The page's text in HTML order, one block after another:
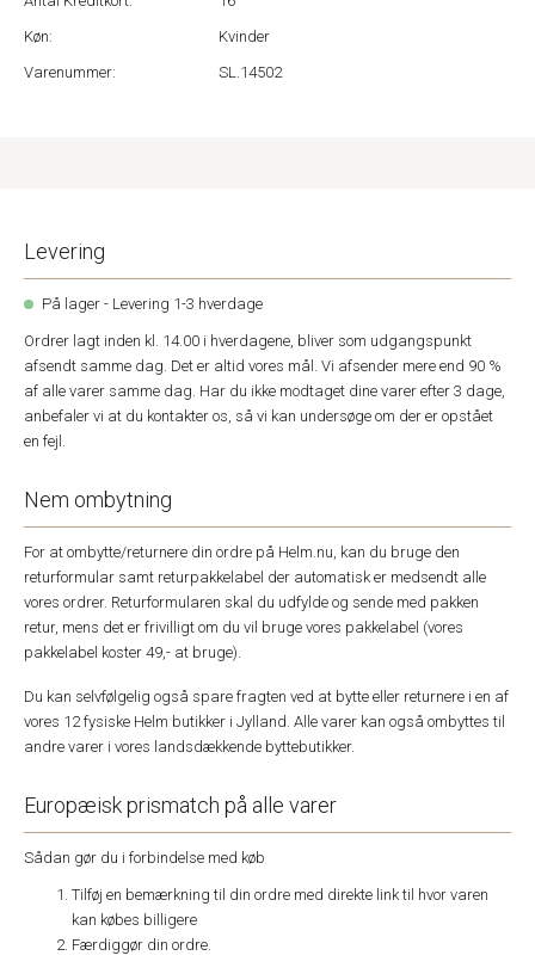
Køn:
Kvinder
Varenummer:
SL.14502
Levering
På lager - Levering 1-3 hverdage
Ordrer lagt inden kl. 14.00 i hverdagene, bliver som udgangspunkt
afsendt samme dag. Det er altid vores mål. Vi afsender mere end 90 %
af alle varer samme dag. Har du ikke modtaget dine varer efter 3 dage,
anbefaler vi at du kontakter os, så vi kan undersøge om der er opstået
en fejl.
Nem ombytning
For at ombytte/returnere din ordre på Helm.nu, kan du bruge den
returformular samt returpakkelabel der automatisk er medsendt alle
vores ordrer. Returformularen skal du udfylde og sende med pakken
retur, mens det er frivilligt om du vil bruge vores pakkelabel (vores
pakkelabel koster 49,- at bruge).
Du kan selvfølgelig også spare fragten ved at bytte eller returnere i en af
vores 12 fysiske Helm butikker i Jylland. Alle varer kan også ombyttes til
andre varer i vores landsdækkende byttebutikker.
Europæisk prismatch på alle varer
Sådan gør du i forbindelse med køb
Tilføj en bemærkning til din ordre med direkte link til hvor varen
kan købes billigere
Færdiggør din ordre.